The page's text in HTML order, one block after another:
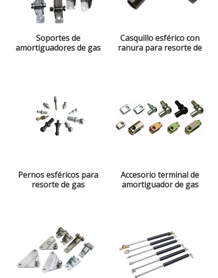
Soportes de
amortiguadores de gas
Casquillo esférico con
ranura para resorte de
Pernos esféricos para
resorte de gas
Accesorio terminal de
amortiguador de gas